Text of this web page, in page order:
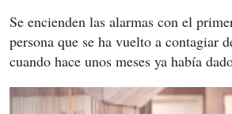
Se encienden las alarmas con el
persona que se ha vuelto a contagiar
cuando hace unos meses ya había